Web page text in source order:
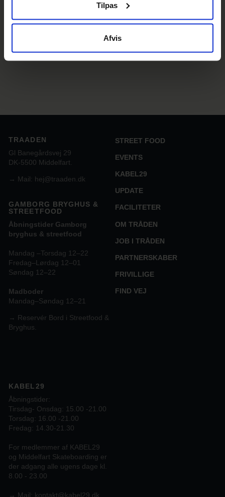
Tilpas
Afvis
Kørestols- og ledsagerbilletter bestilles via
Support
STREET FOOD
EVENTS
KABEL29
UPDATE
FACILITETER
OM TRÅDEN
JOB I TRÅDEN
PARTNERSKABER
FRIVILLIGE
FIND VEJ
TRAADEN
Gl Banegårdsvej 29
DK-5500 Middelfart.
→ Mail: hej@traaden.dk
GAMBORG BRYGHUS &
STREETFOOD
Åbningstider Gamborg
bryghus & streetfood
Mandag –Torsdag 12–22
Fredag–Lørdag 12–01
Søndag 12–22
Madboder
Mandag–Søndag 12–21
→ Reservér Bord i Streetfood &
Bryghus.
KABEL29
Åbningstider:
Tirsdag- Onsdag: 15.00 -21.00
Torsdag: 16.00 -21.00
Fredag: 14.30-21.30
For medlemmer af KABEL29
og Middelfart Skateboarding er
der adgang alle ugens dage kl.
8.00 - 23.00
→ Mail: kontakt@kabel29.dk